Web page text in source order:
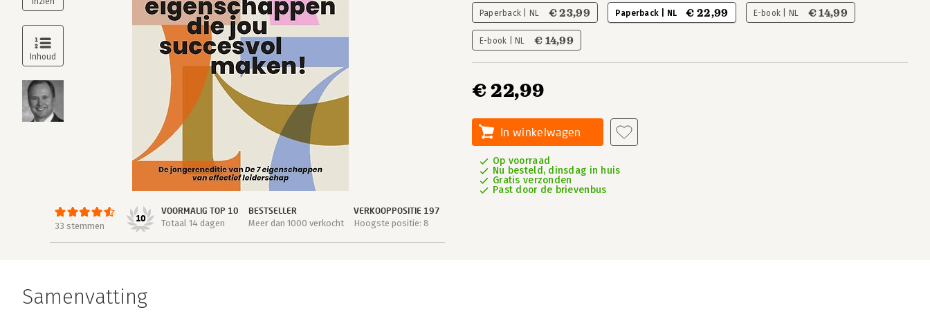
33 stemmen
10
VOORMALIG TOP 10
Totaal 14 dagen
BESTSELLER
Meer dan 1000 verkocht
VERKOOPPOSITIE 197
Hoogste positie: 8
Paperback | NL € 23,99 Paperback | NL € 22,99 E-book | NL € 14,99
E-book | NL € 14,99
€ 22,99
In winkelwagen
Op voorraad
Nu besteld, dinsdag in huis
Gratis verzonden
Past door de brievenbus
Samenvatting